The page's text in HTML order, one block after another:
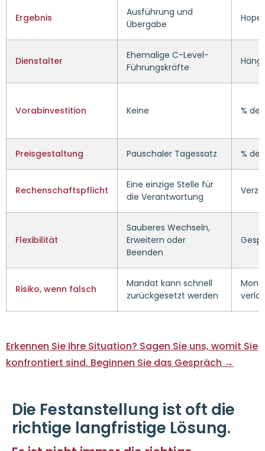
Ergebnis
Ausführung und
Übergabe
Dienstalter
Ehemalige C-Level-
Führungskräfte
Vorabinvestition Keine %
Preisgestaltung Pauschaler Tagessatz %
Rechenschaftspflicht
Eine einzige Stelle für
die Verantwortung
Flexibilität
Sauberes Wechseln,
Erweitern oder
Beenden
Risiko, wenn falsch
Mandat kann schnell
zurückgesetzt werden
Erkennen Sie Ihre Situation? Sagen Sie uns, womit Sie
konfrontiert sind. Beginnen Sie das Gespräch →
Die Festanstellung ist oft die
richtige langfristige Lösung.